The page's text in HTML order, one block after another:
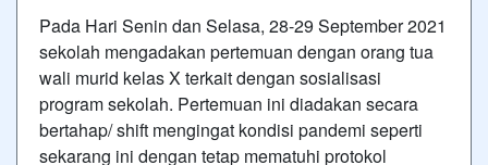
Pada Hari Senin dan Selasa, 28-29 September 2021
sekolah mengadakan pertemuan dengan orang tua
wali murid kelas X terkait dengan sosialisasi
program sekolah. Pertemuan ini diadakan secara
bertahap/ shift mengingat kondisi pandemi seperti
sekarang ini dengan tetap mematuhi protokol